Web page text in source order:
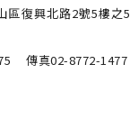
區復興北路2號5樓之
傳真02-8772-1477